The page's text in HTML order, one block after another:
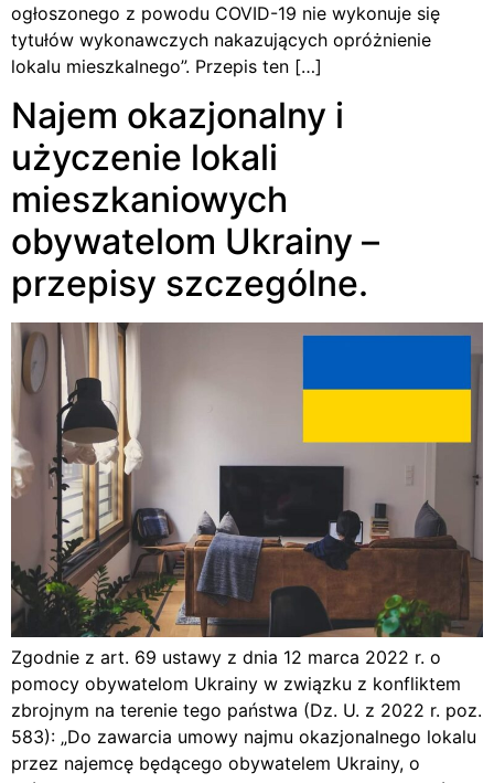
ogłoszonego z powodu COVID-19 nie wykonuje się
tytułów wykonawczych nakazujących opróżnienie
lokalu mieszkalnego”. Przepis ten […]
Najem okazjonalny i
użyczenie lokali
mieszkaniowych
obywatelom Ukrainy –
przepisy szczególne.
Zgodnie z art. 69 ustawy z dnia 12 marca 2022 r. o
pomocy obywatelom Ukrainy w związku z konfliktem
zbrojnym na terenie tego państwa (Dz. U. z 2022 r. poz.
583): „Do zawarcia umowy najmu okazjonalnego lokalu
przez najemcę będącego obywatelem Ukrainy, o